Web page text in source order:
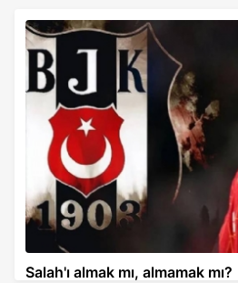
Salah'ı almak mı, almamak mı?